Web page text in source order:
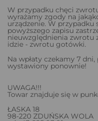
W przypadku chęci
wyrażamy zgody na
urządzenie. W przypadku
powyższego zapisu
nieuwzględnienia zwrotu
idzie - zwrotu gotówki.
Na wpłaty czekamy 7
wystawiony ponownie!
UWAGA!!!
Towar znajduje się w
ŁASKA 18
98-220 ZDUŃSKA WOLA